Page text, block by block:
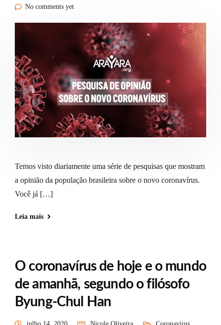
No comments yet
Temos visto diariamente uma série de pesquisas que mostram
a opinião da população brasileira sobre o novo coronavírus.
Você já […]
Leia mais
O coronavírus de hoje e o mundo
de amanhã, segundo o filósofo
Byung-Chul Han